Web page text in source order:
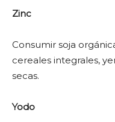
Zinc
Consumir soja
cereales integrales,
secas.
Yodo